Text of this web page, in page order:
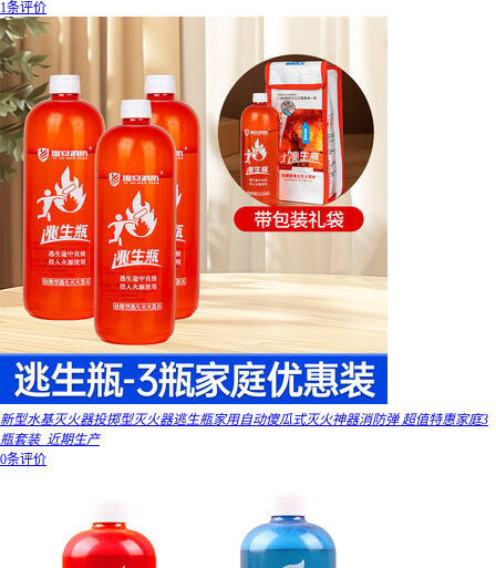
1条评价
新型水基灭火器投掷型灭火器逃生瓶家用自动傻瓜式灭火神器消防弹 超值特惠家庭3
瓶套装_近期生产
0条评价